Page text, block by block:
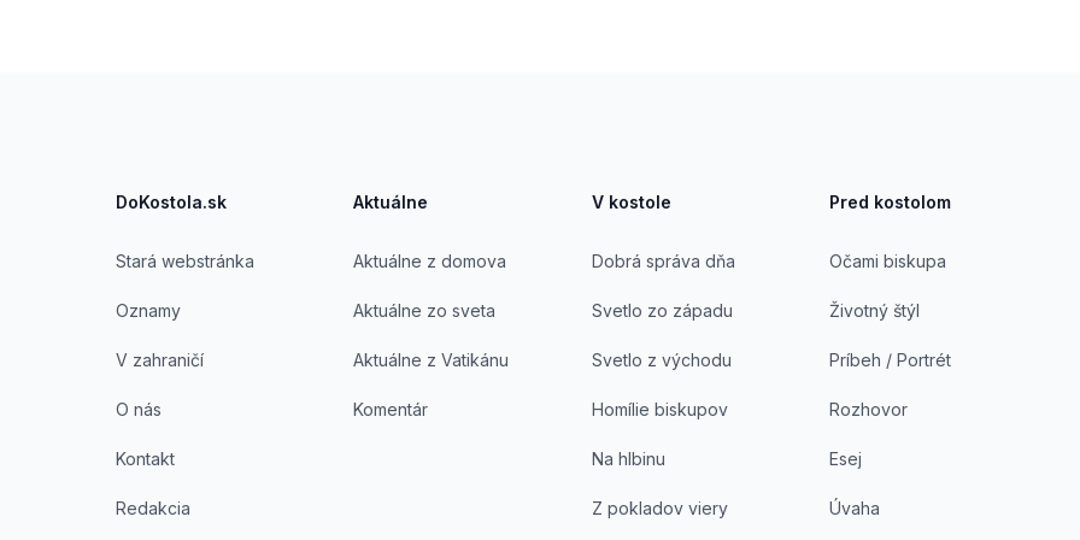
DoKostola.sk
Stará webstránka
Oznamy
V zahraničí
O nás
Kontakt
Redakcia
Aktuálne
Aktuálne z domova
Aktuálne zo sveta
Aktuálne z Vatikánu
Komentár
V kostole
Dobrá správa dňa
Svetlo zo západu
Svetlo z východu
Homílie biskupov
Na hlbinu
Z pokladov viery
Pred kostolom
Očami biskupa
Životný štýl
Príbeh / Portrét
Rozhovor
Esej
Úvaha